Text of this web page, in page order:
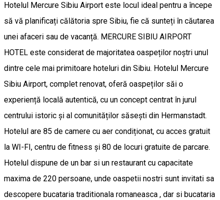
Hotelul Mercure Sibiu Airport este locul ideal pentru a începe
să vă planificați călătoria spre Sibiu, fie că sunteți în căutarea
unei afaceri sau de vacanță. MERCURE SIBIU AIRPORT
HOTEL este considerat de majoritatea oaspeților noștri unul
dintre cele mai primitoare hoteluri din Sibiu. Hotelul Mercure
Sibiu Airport, complet renovat, oferă oaspeților săi o
experiență locală autentică, cu un concept centrat în jurul
centrului istoric și al comunităților săsești din Hermanstadt.
Hotelul are 85 de camere cu aer condiționat, cu acces gratuit
la WI-FI, centru de fitness și 80 de locuri gratuite de parcare.
Hotelul dispune de un bar si un restaurant cu capacitate
maxima de 220 persoane, unde oaspetii nostri sunt invitati sa
descopere bucataria traditionala romaneasca , dar si bucataria